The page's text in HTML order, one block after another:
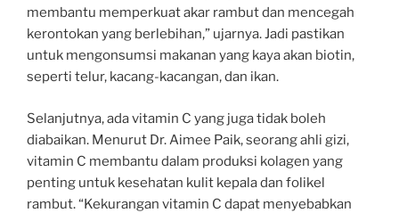
membantu memperkuat akar rambut dan mencegah
kerontokan yang berlebihan,” ujarnya. Jadi pastikan
untuk mengonsumsi makanan yang kaya akan biotin,
seperti telur, kacang-kacangan, dan ikan.
Selanjutnya, ada vitamin C yang juga tidak boleh
diabaikan. Menurut Dr. Aimee Paik, seorang ahli gizi,
vitamin C membantu dalam produksi kolagen yang
penting untuk kesehatan kulit kepala dan folikel
rambut. “Kekurangan vitamin C dapat menyebabkan